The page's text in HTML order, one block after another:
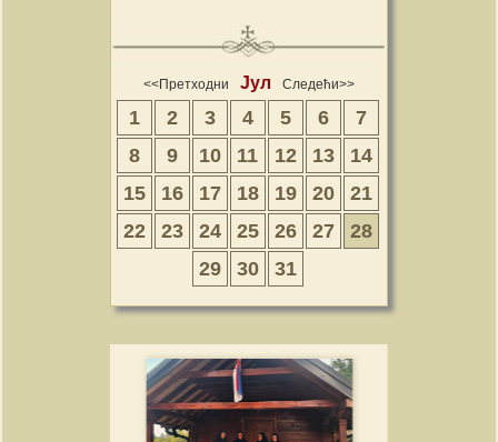
<<Претходни Јул Следећи>>
1 2 3 4 5 6
7
8
9 10 11 12 13
14
15
16 17 18 19 20
21
22
23 24 25 26 27
28
29
30 31